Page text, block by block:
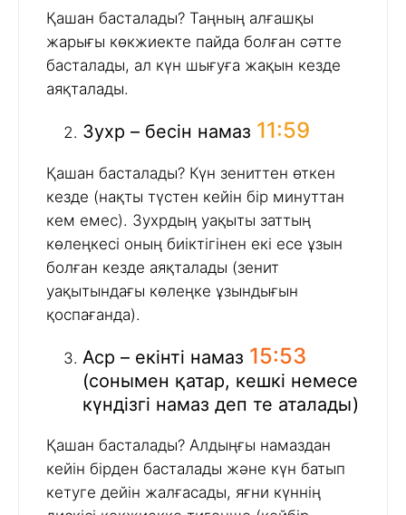
Қашан басталады? Таңның алғашқы
жарығы көкжиекте пайда болған сәтте
басталады, ал күн шығуға жақын кезде
аяқталады.
Зухр – бесін намаз 11:59
Қашан басталады? Күн зениттен өткен
кезде (нақты түстен кейін бір минуттан
кем емес). Зухрдың уақыты заттың
көлеңкесі оның биіктігінен екі есе ұзын
болған кезде аяқталады (зенит
уақытындағы көлеңке ұзындығын
қоспағанда).
Аср – екінті намаз 15:53
(сонымен қатар, кешкі немесе
күндізгі намаз деп те аталады)
Қашан басталады? Алдыңғы намаздан
кейін бірден басталады және күн батып
кетуге дейін жалғасады, яғни күннің